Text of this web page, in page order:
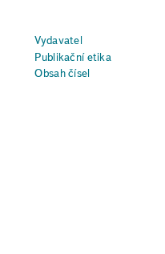
Vydavatel
Publikační etika
Obsah čísel